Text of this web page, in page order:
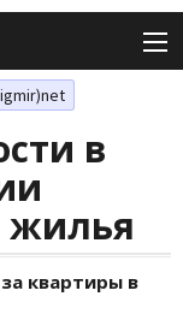
в
жилья
квартиры в